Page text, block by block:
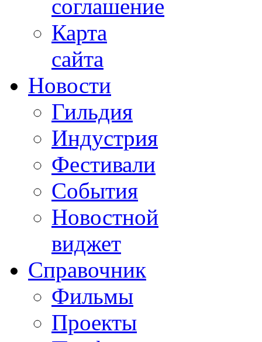
соглашение
Карта
сайта
Новости
Гильдия
Индустрия
Фестивали
События
Новостной
виджет
Справочник
Фильмы
Проекты